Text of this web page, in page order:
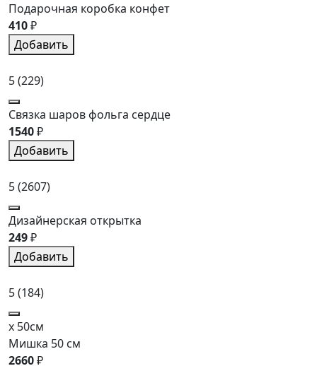
Подарочная коробка конфет
410₽
Добавить
5(229)
Связка шаров фольга сердце
1540₽
Добавить
5(2607)
Дизайнерская открытка
249₽
Добавить
5(184)
x 50см
Мишка 50 см
2660₽